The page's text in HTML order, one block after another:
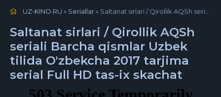
UZ-KINO.RU » Seriallar» Saltanat sirlari / Qirollik AQSh seriali Barcha qismlar Uzbek tilida O'zbekcha 2017 tarjima serial Full HD tas-ix skachat
Saltanat sirlari / Qirollik AQSh
seriali Barcha qismlar Uzbek
tilida O'zbekcha 2017 tarjima
serial Full HD tas-ix skachat